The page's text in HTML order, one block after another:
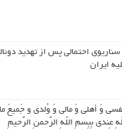
احتمالی پس از تهدید
ایران
وَ أهلی وَ مالی وَ وُلدی و جَمیعَ
عِندی بِبِسمِ اللّهِ الرَّحمنِ الرَّحیمِ